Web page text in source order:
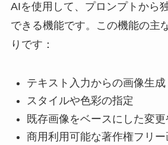
AIを使用して、プロンプトから
できる機能です。この機能の主
りです：
テキスト入力からの画像生成
スタイルや色彩の指定
既存画像をベースにした変更
商用利用可能な著作権フリ